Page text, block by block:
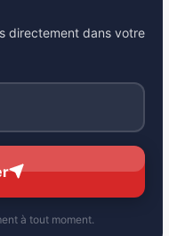
directement dans votre
à tout moment.